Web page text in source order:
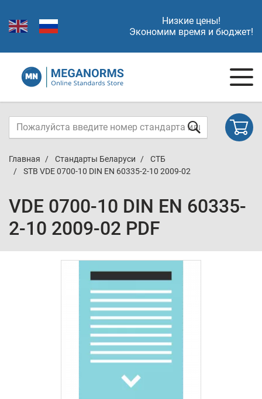
Низкие цены!
Экономим время и бюджет!
Главная Стандарты Беларуси
СТБ
STB VDE 0700-10 DIN EN 60335-2-10 2009-02
VDE 0700-10 DIN EN 60335-
2-10 2009-02 PDF